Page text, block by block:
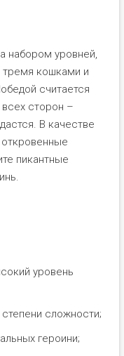
набором уровней,
тремя кошками и
считается
сторон –
В качестве
пикантные
уровень
сложности;
героини;